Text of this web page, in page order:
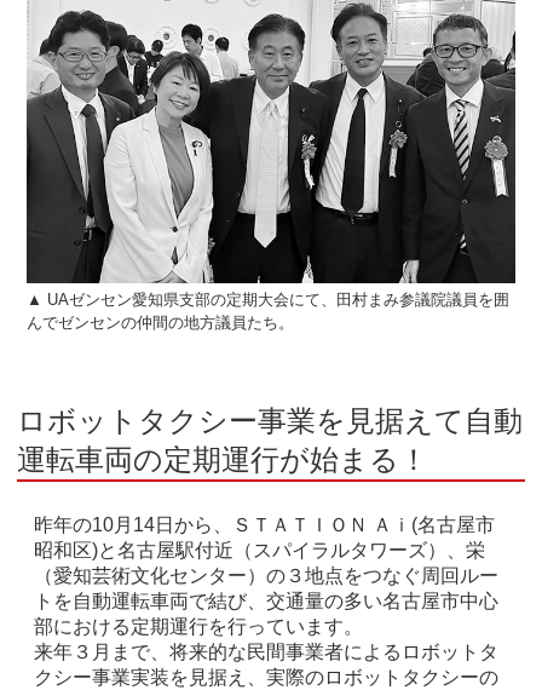
▲ UAゼンセン愛知県支部の定期大会にて、田村まみ参議院議員を囲
んでゼンセンの仲間の地方議員たち。
ロボットタクシー事業を見据えて自動
運転車両の定期運行が始まる！
昨年の10月14日から、ＳＴＡＴＩＯＮ Ａｉ(名古屋市
昭和区)と名古屋駅付近（スパイラルタワーズ）、栄
（愛知芸術文化センター）の３地点をつなぐ周回ルー
トを自動運転車両で結び、交通量の多い名古屋市中心
部における定期運行を行っています。
来年３月まで、将来的な民間事業者によるロボットタ
クシー事業実装を見据え、実際のロボットタクシーの